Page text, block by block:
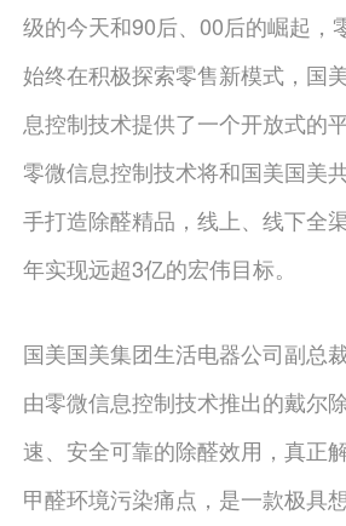
级的今天和90后、00后的崛起，
始终在积极探索零售新模式，国
息控制技术提供了一个开放式的
零微信息控制技术将和国美国美
手打造除醛精品，线上、线下全
年实现远超3亿的宏伟目标。
国美国美集团生活电器公司副总
由零微信息控制技术推出的戴尔
速、安全可靠的除醛效用，真正
甲醛环境污染痛点，是一款极具